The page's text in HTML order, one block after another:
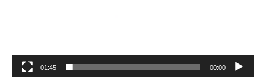
00:00
01:45